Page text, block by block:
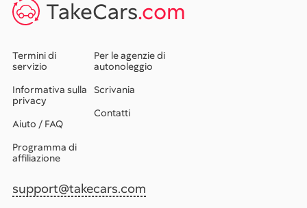
TakeCars.com
Termini di
servizio
Informativa sulla
privacy
Aiuto / FAQ
Programma di
affiliazione
Per le agenzie di
autonoleggio
Scrivania
Contatti
support@takecars.com